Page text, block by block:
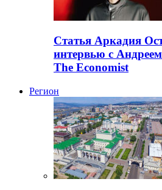
Статья Аркадия
интервью с
The Economist
Регион